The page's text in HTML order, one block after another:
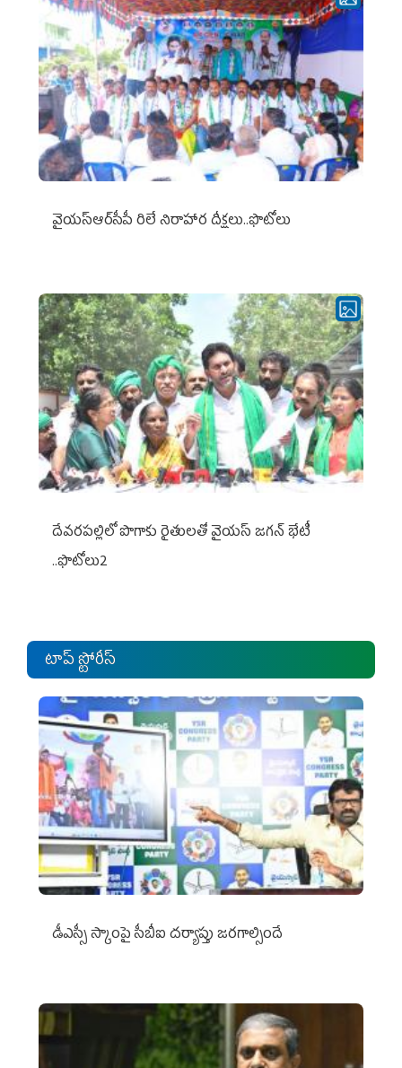
వైయ‌స్ఆర్‌సీపీ రిలే నిరాహార దీక్షలు..ఫొటోలు
దేవరపల్లిలో పొగాకు రైతులతో వైయస్ జగన్ భేటీ
..ఫొటోలు2
టాప్ స్టోరీస్
డీఎస్సీ స్కాంపై సీబీఐ దర్యాప్తు జరగాల్సిందే